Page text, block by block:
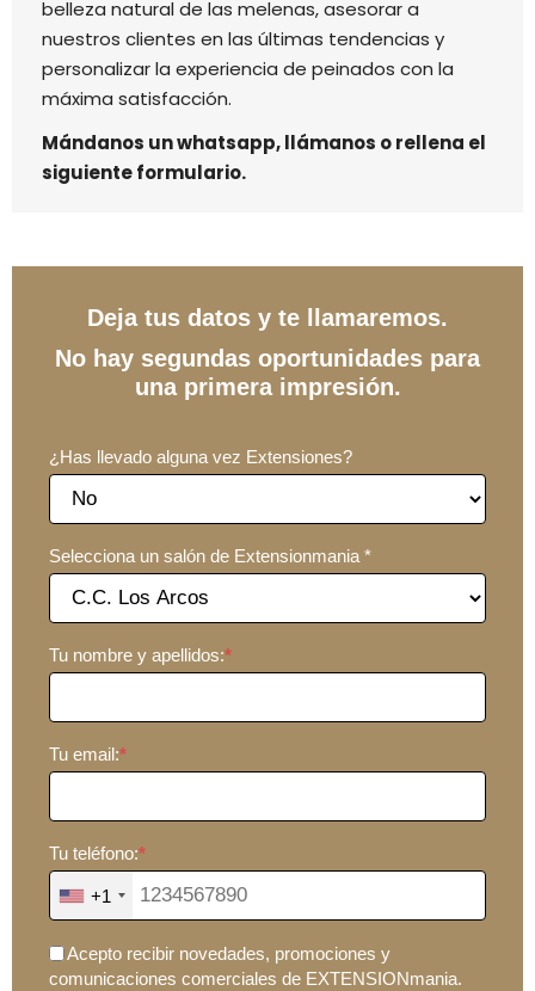
belleza natural de las melenas, asesorar a
nuestros clientes en las últimas tendencias y
personalizar la experiencia de peinados con la
máxima satisfacción.
Mándanos un whatsapp, llámanos o rellena el
siguiente formulario.
Deja tus datos y te llamaremos.
No hay segundas oportunidades para
una primera impresión.
¿Has llevado alguna vez Extensiones?
Selecciona un salón de Extensionmania *
Tu nombre y apellidos:*
Tu email:*
Tu teléfono:*
+1
Acepto recibir novedades, promociones y
comunicaciones comerciales de EXTENSIONmania.